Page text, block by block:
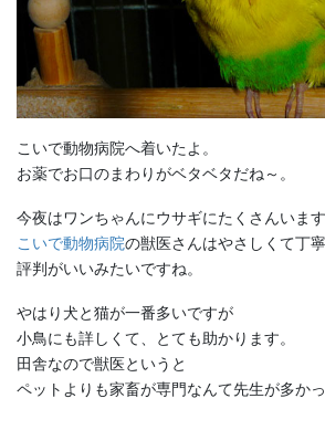
こいで動物病院へ着いたよ。
お薬でお口のまわりがベタベタだね～。
今夜はワンちゃんにウサギにたくさんいます
こいで動物病院の獣医さんはやさしくて丁
評判がいいみたいですね。
やはり犬と猫が一番多いですが
小鳥にも詳しくて、とても助かります。
田舎なので獣医というと
ペットよりも家畜が専門なんて先生が多か